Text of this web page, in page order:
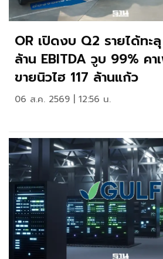
OR เปิดงบ Q2 รายได้ทะ
ล้าน EBITDA วูบ 99% คา
ขายนิวไฮ 117 ล้านแก้ว
06 ส.ค. 2569 | 12:56 น.